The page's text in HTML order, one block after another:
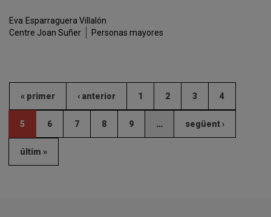
Eva Esparraguera Villalón
Centre Joan Suñer
Personas mayores
« primer ‹ anterior 1 2 3 4
5 6 7 8 9 … següent ›
últim »